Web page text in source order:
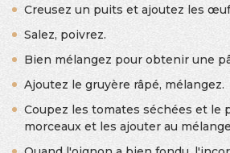
Creusez un puits et ajoutez les
Salez, poivrez.
Bien mélangez pour obtenir une
Ajoutez le gruyère râpé, mélangez.
Coupez les tomates séchées et le
morceaux et les ajouter au